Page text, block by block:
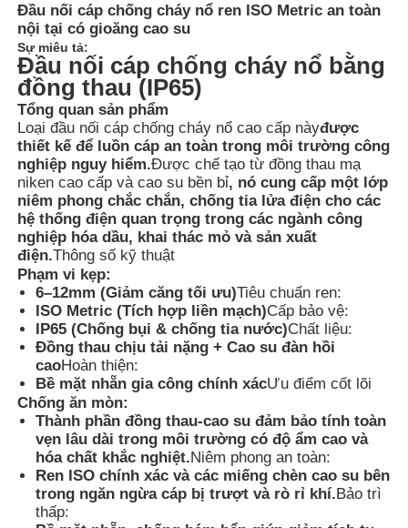
Nhà
Sản phẩm
Về chúng tôi
Đầu nối cáp chống cháy nổ ren ISO Metric an toàn
nội tại có gioăng cao su
Sự miêu tả:
Đầu nối cáp chống cháy nổ bằng
đồng thau (IP65)
Tổng quan sản phẩm
Loại đầu nối cáp chống cháy nổ cao cấp nàyđược
thiết kế để luồn cáp an toàn trong môi trường công
nghiệp nguy hiểm.Được chế tạo từđồng thau mạ
niken cao cấp và cao su bền bỉ, nó cung cấp một lớp
niêm phong chắc chắn, chống tia lửa điện cho các
hệ thống điện quan trọng trong các ngành công
nghiệp hóa dầu, khai thác mỏ và sản xuất
điện.Thông số kỹ thuật
Phạm vi kẹp:
6–12mm (Giảm căng tối ưu)Tiêu chuẩn ren:
ISO Metric (Tích hợp liền mạch)Cấp bảo vệ:
IP65 (Chống bụi & chống tia nước)Chất liệu:
Đồng thau chịu tải nặng + Cao su đàn hồi
caoHoàn thiện:
Bề mặt nhẵn gia công chính xácƯu điểm cốt lõi
Chống ăn mòn:
Thành phần đồng thau-cao su đảm bảo tính toàn
vẹn lâu dài trong môi trường có độ ẩm cao và
hóa chất khắc nghiệt.Niêm phong an toàn:
Ren ISO chính xác và các miếng chèn cao su bên
trong ngăn ngừa cáp bị trượt và rò rỉ khí.Bảo trì
thấp: